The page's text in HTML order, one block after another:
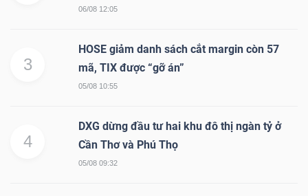
06/08 12:05
3
HOSE giảm danh sách cắt margin còn 57
mã, TIX được “gỡ án”
05/08 10:55
4
DXG dừng đầu tư hai khu đô thị ngàn tỷ ở
Cần Thơ và Phú Thọ
05/08 09:32
LƯỢNG
NGUYÊN